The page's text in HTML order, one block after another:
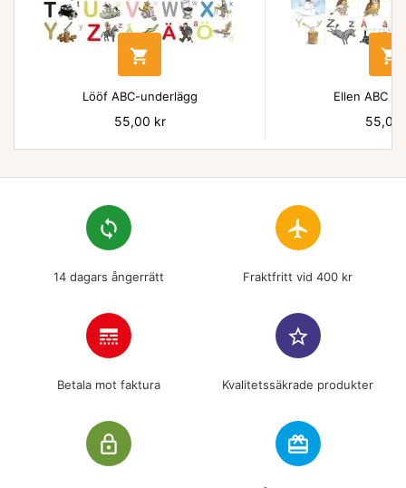

Lööf ABC-underlägg
Pris
55,00 kr

Ellen ABC
Pris
55,00
loop
14 dagars ångerrätt
flight
Fraktfritt vid 400 kr
line_style
Betala mot faktura
star_border
Kvalitetssäkrade produkter
lock_outline redeem